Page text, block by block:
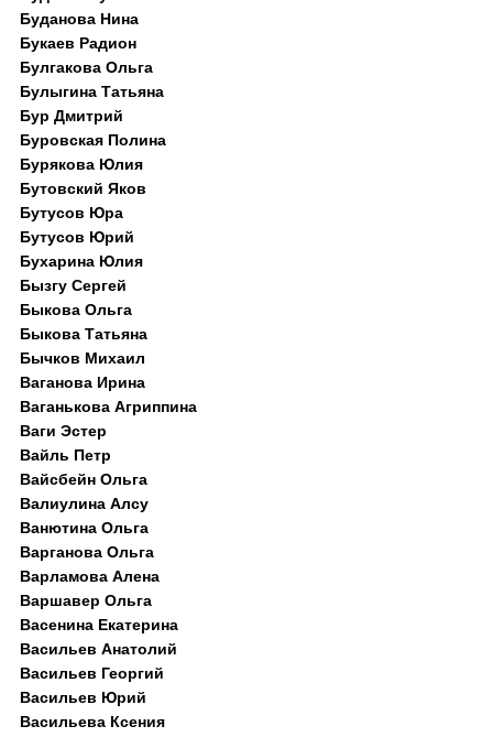
Буданова Нина
Букаев Радион
Булгакова Ольга
Булыгина Татьяна
Бур Дмитрий
Буровская Полина
Бурякова Юлия
Бутовский Яков
Бутусов Юра
Бутусов Юрий
Бухарина Юлия
Бызгу Сергей
Быкова Ольга
Быкова Татьяна
Бычков Михаил
Ваганова Ирина
Ваганькова Агриппина
Ваги Эстер
Вайль Петр
Вайсбейн Ольга
Валиулина Алсу
Ванютина Ольга
Варганова Ольга
Варламова Алена
Варшавер Ольга
Васенина Екатерина
Васильев Анатолий
Васильев Георгий
Васильев Юрий
Васильева Ксения